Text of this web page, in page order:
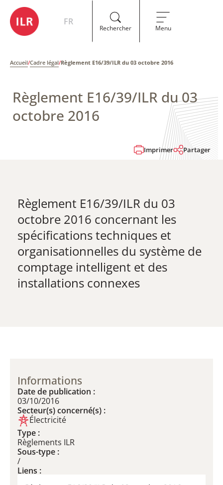
FR
Rechercher Menu
Accueil/Cadre légal/Règlement E16/39/ILR du 03 octobre 2016
Règlement E16/39/ILR du 03
octobre 2016
Imprimer Partager
Règlement E16/39/ILR du 03
octobre 2016 ​concernant les
spécifications techniques et
organisationnelles du système de
comptage intelligent et des
installations connexes
Informations
Date de publication :
03/10/2016
Secteur(s) concerné(s) :
Électricité
Type :
Règlements ILR
Sous-type :
/
Liens :